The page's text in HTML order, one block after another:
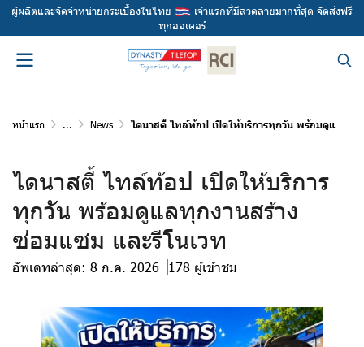
ผู้ผลิตและจัดจำหน่ายกระเบื้องในไทย
เจ้าแรกที่มีลวดลายมากที่สุด จัดส่งฟรี
ทุกออเดอร์
หน้าแรก ... News ไดนาสตี้ ไทล์ท้อป เปิดให้บริการทุกวัน พร้อมดูแลทุกงานสร้าง ซ่อมแซม และรีโนเวท
ไดนาสตี้ ไทล์ท้อป เปิดให้บริการ
ทุกวัน พร้อมดูแลทุกงานสร้าง
ซ่อมแซม และรีโนเวท
อัพเดทล่าสุด: 8 ก.ค. 2026 178 ผู้เข้าชม